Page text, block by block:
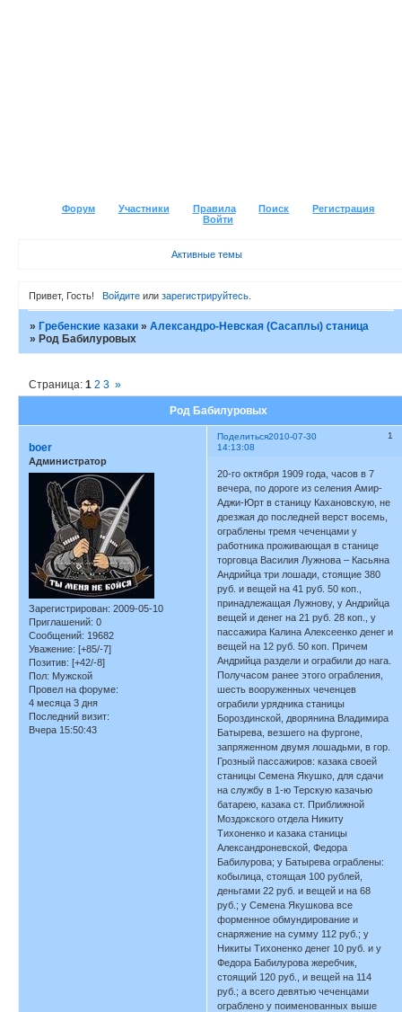
Форум Участники Правила Поиск
Регистрация
Войти
Активные темы
Привет, Гость! Войдитеили зарегистрируйтесь.
»Гребенские казаки »Александро-Невская (Сасаплы) станица
»Род Бабилуровых
Род Бабилуровых
Страница:1 2 3 »
Поделиться 1
2010-07-30
14:13:08
boer
Администратор
Зарегистрирован: 2009-05-10
Приглашений: 0
Сообщений: 19682
Уважение: [+85/-7]
Позитив: [+42/-8]
Пол: Мужской
Провел на форуме:
4 месяца 3 дня
Последний визит:
Вчера 15:50:43
20-го октября 1909 года, часов в 7
вечера, по дороге из селения Амир-
Аджи-Юрт в станицу Кахановскую, не
доезжая до последней верст восемь,
ограблены тремя чеченцами у
работника проживающая в станице
торговца Василия Лужнова – Касьяна
Андрийца три лошади, стоящие 380
руб. и вещей на 41 руб. 50 коп.,
принадлежащая Лужнову, у Андрийца
вещей и денег на 21 руб. 28 коп., у
пассажира Калина Алексеенко денег и
вещей на 12 руб. 50 коп. Причем
Андрийца раздели и ограбили до нага.
Получасом ранее этого ограбления,
шесть вооруженных чеченцев
ограбили урядника станицы
Бороздинской, дворянина Владимира
Батырева, везшего на фургоне,
запряженном двумя лошадьми, в гор.
Грозный пассажиров: казака своей
станицы Семена Якушко, для сдачи
на службу в 1-ю Терскую казачью
батарею, казака ст. Приближной
Моздокского отдела Никиту
Тихоненко и казака станицы
Александроневской, Федора
Бабилурова; у Батырева ограблены:
кобылица, стоящая 100 рублей,
деньгами 22 руб. и вещей и на 68
руб.; у Семена Якушкова все
форменное обмундирование и
снаряжение на сумму 112 руб.; у
Никиты Тихоненко денег 10 руб. и у
Федора Бабилурова жеребчик,
стоящий 120 руб., и вещей на 114
руб.; а всего девятью чеченцами
ограблено у поименованных выше